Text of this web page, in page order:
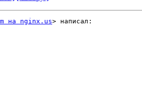
на nginx.us> написал: